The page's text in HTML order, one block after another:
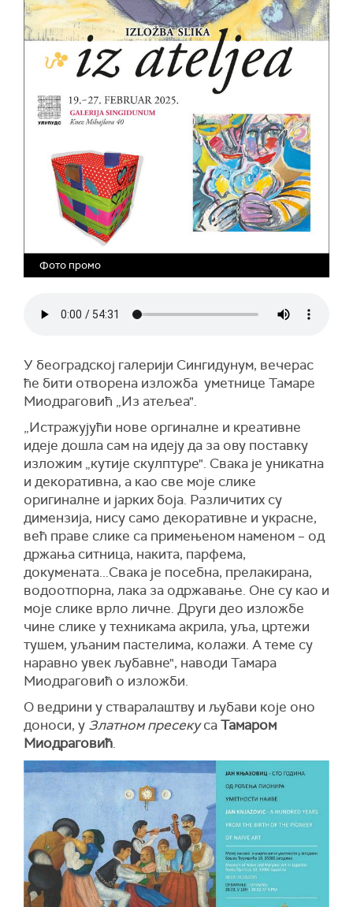
Фото промо
У београдској галерији Сингидунум, вечерас
ће бити отворена изложба уметнице Тамаре
Миодраговић „Из атељеа".
„Истражујући нове оргиналне и креативне
идеје дошла сам на идеју да за ову поставку
изложим „кутије скулптуре". Свака је уникатна
и декоративна, а као све моје слике
оригиналне и јарких боја. Различитих су
димензија, нису само декоративне и украсне,
већ праве слике са примењеном наменом – од
држања ситница, накита, парфема,
докумената...Свака је посебна, прелакирана,
водоотпорна, лака за одржавање. Оне су као и
моје слике врло личне. Други део изложбе
чине слике у техникама акрила, уља, цртежи
тушем, уљаним пастелима, колажи. А теме су
наравно увек љубавне", наводи Тамара
Миодраговић о изложби.
О ведрини у стваралаштву и љубави које оно
доноси, у Златном пресекусаТамаром
Миодраговић.